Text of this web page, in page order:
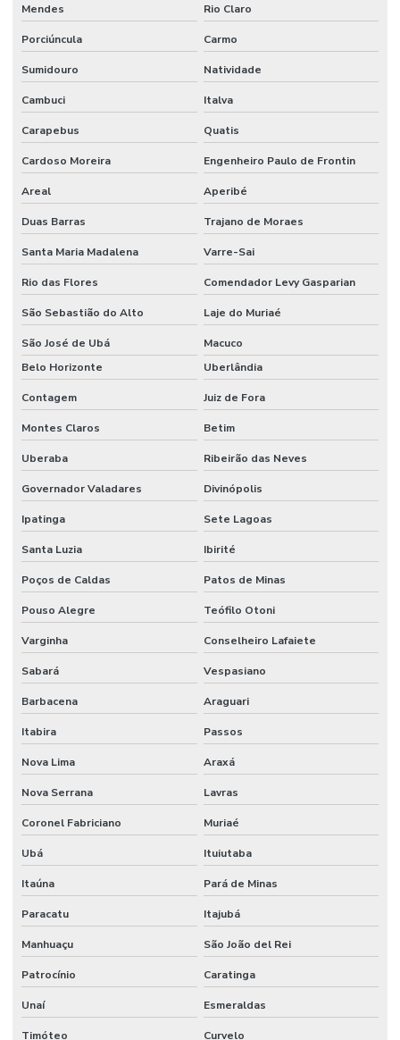
Mendes Rio Claro
Porciúncula Carmo
Sumidouro Natividade
Cambuci Italva
Carapebus Quatis
Cardoso Moreira Engenheiro Paulo de Frontin
Areal Aperibé
Duas Barras Trajano de Moraes
Santa Maria Madalena Varre-Sai
Rio das Flores Comendador Levy Gasparian
São Sebastião do Alto Laje do Muriaé
São José de Ubá
Macuco
Belo Horizonte
Uberlândia
Contagem Juiz de Fora
Montes Claros Betim
Uberaba Ribeirão das Neves
Governador Valadares Divinópolis
Ipatinga Sete Lagoas
Santa Luzia Ibirité
Poços de Caldas Patos de Minas
Pouso Alegre Teófilo Otoni
Varginha Conselheiro Lafaiete
Sabará Vespasiano
Barbacena Araguari
Itabira Passos
Nova Lima Araxá
Nova Serrana Lavras
Coronel Fabriciano Muriaé
Ubá Ituiutaba
Itaúna Pará de Minas
Paracatu Itajubá
Manhuaçu São João del Rei
Patrocínio Caratinga
Unaí Esmeraldas
Timóteo Curvelo